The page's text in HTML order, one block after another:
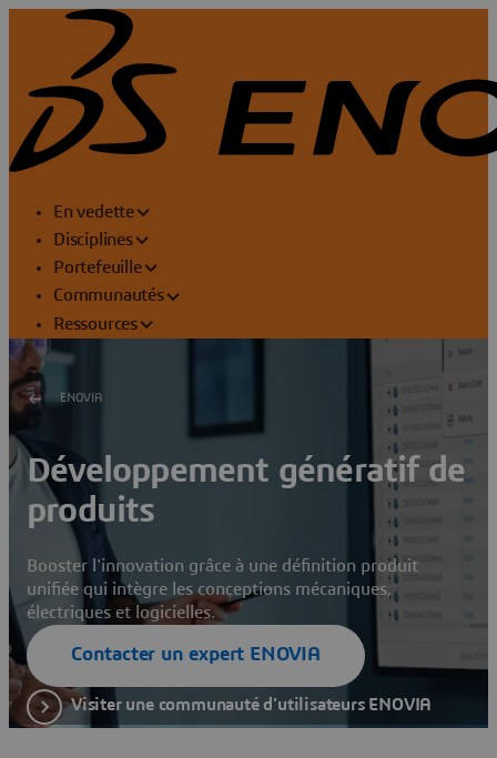
En vedette
Disciplines
Portefeuille
Communautés
Ressources
ENOVIA
Développement génératif de
produits
Booster l'innovation grâce à une définition produit
unifiée qui intègre les conceptions mécaniques,
électriques et logicielles.
Contacter un expert ENOVIA
Visiter une communauté d'utilisateurs ENOVIA